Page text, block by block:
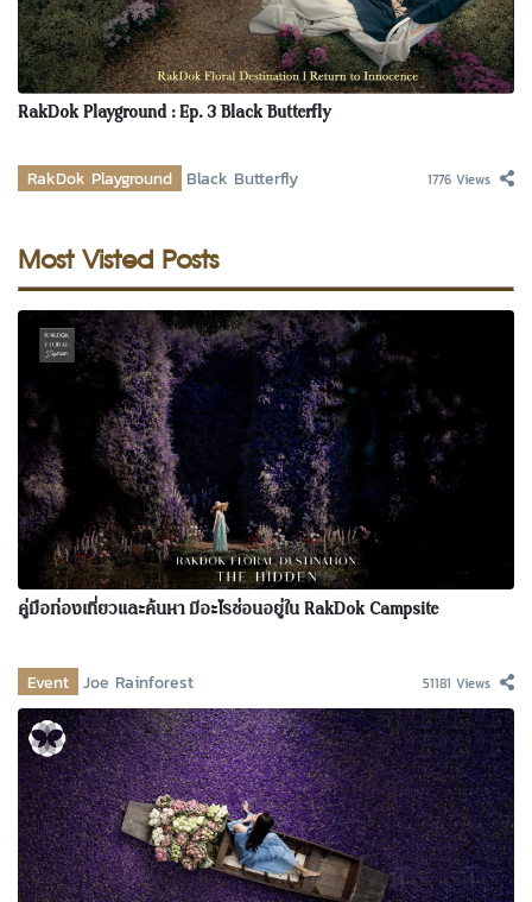
RakDok Playground : Ep. 3 Black Butterfly
RakDok Playground Black Butterfly 1776 Views
Most Visted Posts
คู่มือท่องเที่ยวและค้นหา มีอะไรซ่อนอยู่ใน RakDok Campsite
Event Joe Rainforest 51181 Views